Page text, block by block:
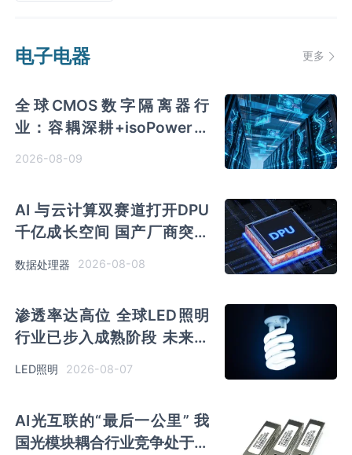
电子电器 更多
全球CMOS数字隔离器行
业：容耦深耕+isoPower渗
2026-08-09
AI 与云计算双赛道打开DPU
千亿成长空间 国产厂商突破
数据处理器 2026-08-08
渗透率达高位 全球LED照明
行业已步入成熟阶段 未来将
向集成化、智能化方向演进
LED照明 2026-08-07
AI光互联的“最后一公里” 我
国光模块耦合行业竞争处于三